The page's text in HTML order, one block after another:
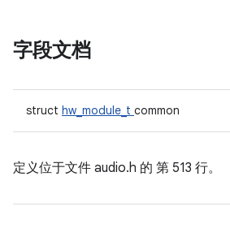
字段文档
struct hw_module_t common
定义位于文件 audio.h 的 第 513 行。